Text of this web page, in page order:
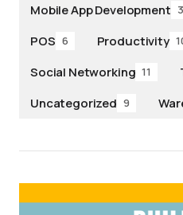
Mobile App Development
POS 6 Productivity
Social Networking 11
Uncategorized 9